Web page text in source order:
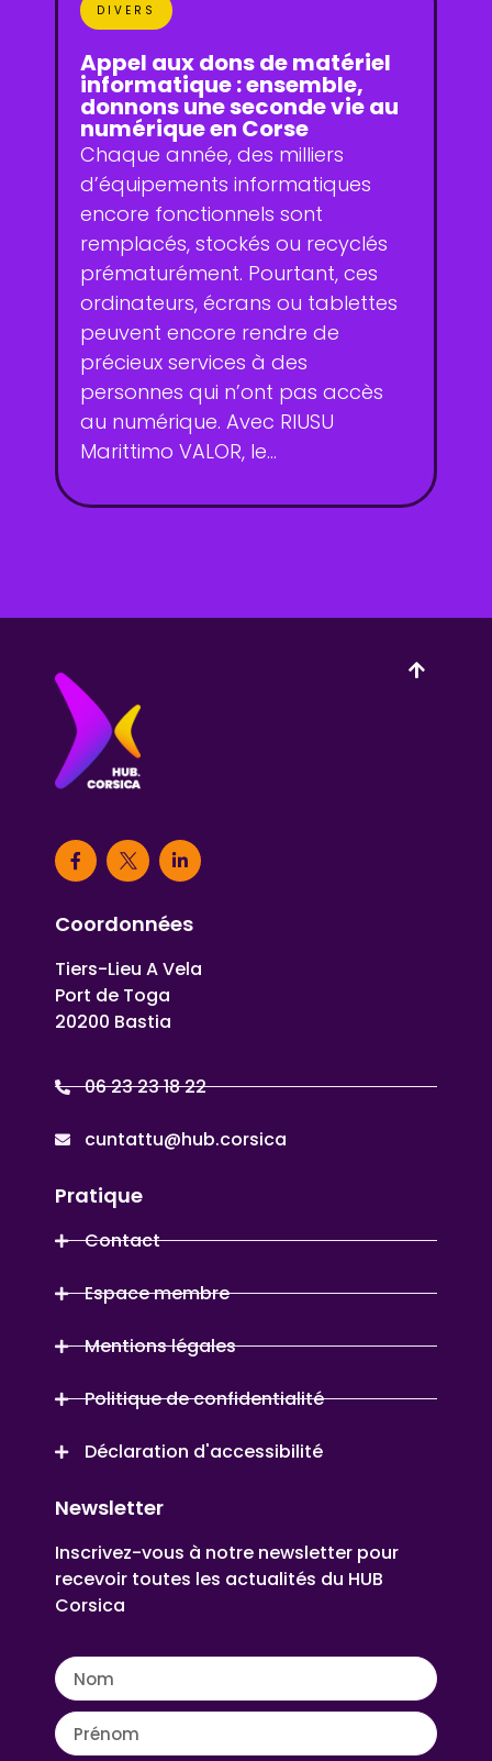
DIVERS
Appel aux dons de matériel
informatique : ensemble,
donnons une seconde vie au
numérique en Corse
Chaque année, des milliers
d’équipements informatiques
encore fonctionnels sont
remplacés, stockés ou recyclés
prématurément. Pourtant, ces
ordinateurs, écrans ou tablettes
peuvent encore rendre de
précieux services à des
personnes qui n’ont pas accès
au numérique. Avec RIUSU
Marittimo VALOR, le...
Coordonnées
Tiers-Lieu A Vela
Port de Toga
20200 Bastia
06 23 23 18 22
cuntattu@hub.corsica
Pratique
Contact
Espace membre
Mentions légales
Politique de confidentialité
Déclaration d'accessibilité
Newsletter
Inscrivez-vous à notre newsletter pour
recevoir toutes les actualités du HUB
Corsica